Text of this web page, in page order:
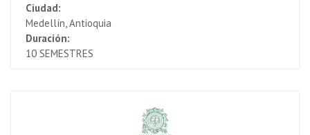
Ciudad:
Medellín, Antioquia
Duración:
10 SEMESTRES